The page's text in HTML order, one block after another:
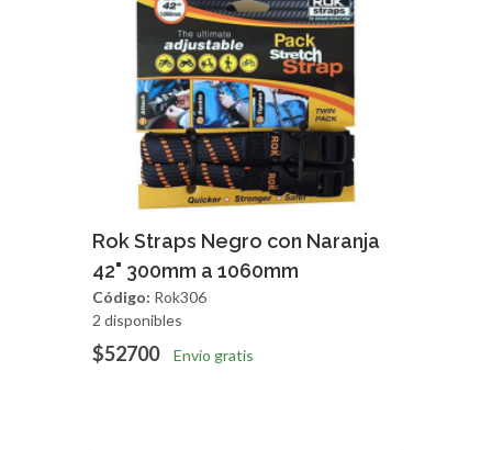
Agregar Vista Rapida
Rok Straps Negro con Naranja
42" 300mm a 1060mm
Código: Rok306
2 disponibles
$52700 Envío gratis